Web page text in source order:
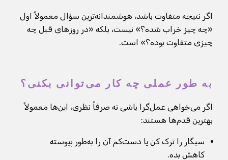
اگر نتیجه متفاوت باشد، هوشمندانه‌ترین سؤال معمولاً اول
«چه چیز خراب شده؟» نیست، بلکه «در روزهای قبل چه
چیزی متفاوت بوده؟» است.
به طور عملی چه کار می‌توانی بکنی؟
اگر می‌خواهی عمل‌گرا باشی نه صرفاً نظری، این‌ها معمولاً
بهترین قدم‌ها هستند:
سیگار را ترک کن یا دست‌کم آن را به‌طور پیوسته
کاهش بده.